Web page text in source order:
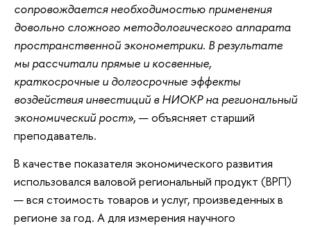
сопровождается необходимостью применения
довольно сложного методологического аппарата
пространственной эконометрики. В результате
мы рассчитали прямые и косвенные,
краткосрочные и долгосрочные эффекты
воздействия инвестиций в НИОКР на региональный
экономический рост», — объясняет старший
преподаватель.
В качестве показателя экономического развития
использовался валовой региональный продукт (ВРП)
— вся стоимость товаров и услуг, произведенных в
регионе за год. А для измерения научного